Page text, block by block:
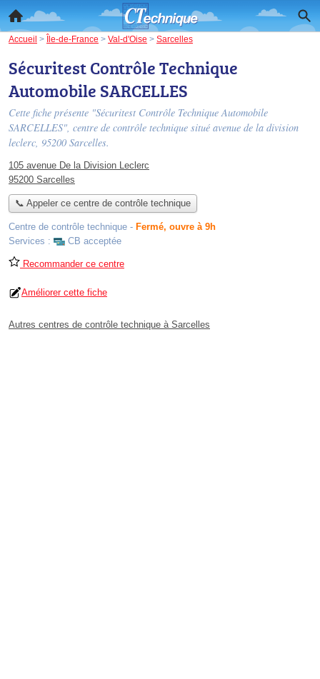
Accueil > Île-de-France > Val-d'Oise > Sarcelles
Sécuritest Contrôle Technique
Automobile SARCELLES
Cette fiche présente "Sécuritest Contrôle Technique Automobile
SARCELLES", centre de contrôle technique situé avenue de la division
leclerc, 95200 Sarcelles.
105 avenue De la Division Leclerc
95200 Sarcelles
📞 Appeler ce centre de contrôle technique
Centre de contrôle technique - Fermé, ouvre à 9h
Services :
CB acceptée
Recommander ce centre
Améliorer cette fiche
Autres centres de contrôle technique à Sarcelles